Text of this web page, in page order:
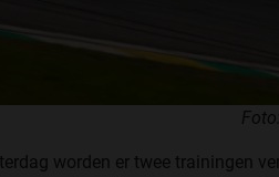
worden er twee trainingen